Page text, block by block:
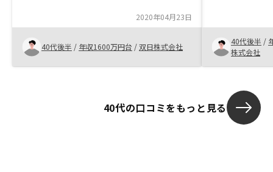
2020年04月23日
40代後半 / 年収1600万円台 /双日株式会社
40代後半 /
株式会社
40代の口コミをもっと見る